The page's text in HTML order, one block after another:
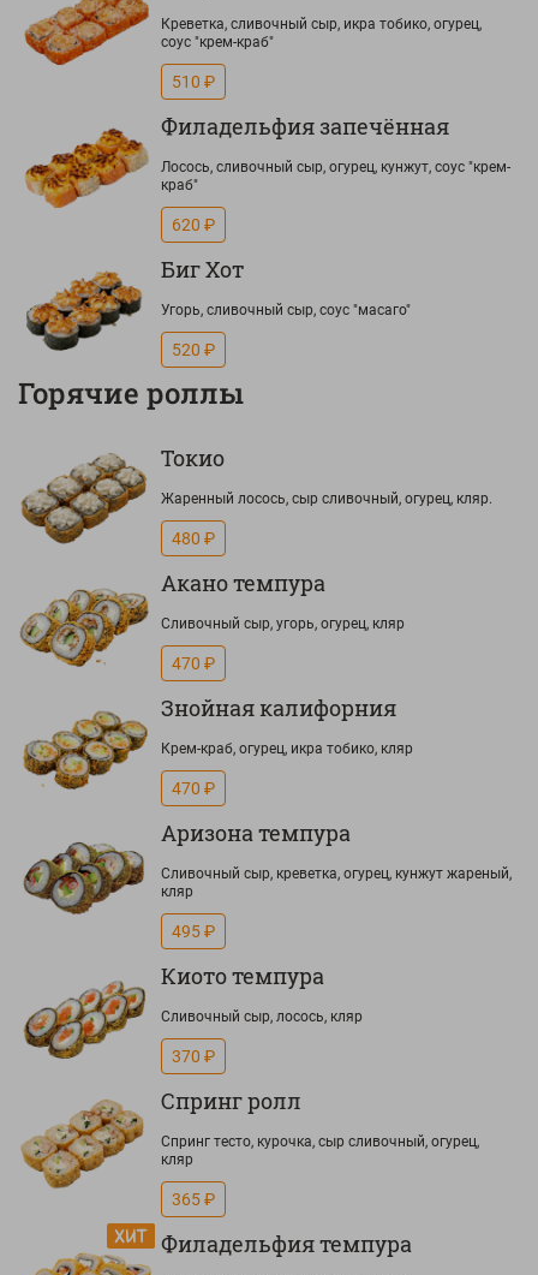
Креветка, сливочный сыр, икра тобико, огурец,
соус "крем-краб"
510 ₽
Филадельфия запечённая
Лосось, сливочный сыр, огурец, кунжут, соус "крем-
краб"
620 ₽
Биг Хот
Угорь, сливочный сыр, соус "масаго"
520 ₽
Горячие роллы
Токио
Жаренный лосось, сыр сливочный, огурец, кляр.
480 ₽
Акано темпура
Сливочный сыр, угорь, огурец, кляр
470 ₽
Знойная калифорния
Крем-краб, огурец, икра тобико, кляр
470 ₽
Аризона темпура
Сливочный сыр, креветка, огурец, кунжут жареный,
кляр
495 ₽
Киото темпура
Сливочный сыр, лосось, кляр
370 ₽
Спринг ролл
Спринг тесто, курочка, сыр сливочный, огурец,
кляр
365 ₽
Филадельфия темпура